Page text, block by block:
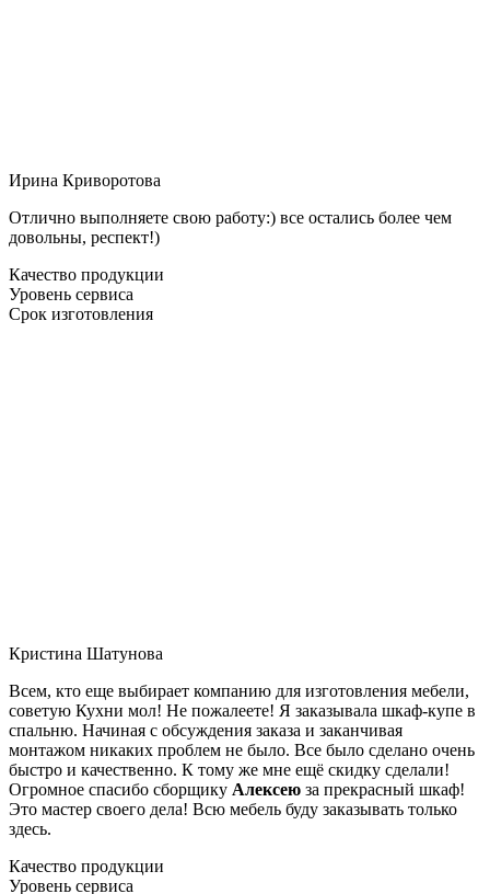
Ирина Криворотова
Отлично выполняете свою работу:) все остались более чем
довольны, респект!)
Качество продукции
Уровень сервиса
Срок изготовления
Кристина Шатунова
Всем, кто еще выбирает компанию для изготовления мебели,
советую Кухни мол! Не пожалеете! Я заказывала шкаф-купе в
спальню. Начиная с обсуждения заказа и заканчивая
монтажом никаких проблем не было. Все было сделано очень
быстро и качественно. К тому же мне ещё скидку сделали!
Огромное спасибо сборщику Алексею за прекрасный шкаф!
Это мастер своего дела! Всю мебель буду заказывать только
здесь.
Качество продукции
Уровень сервиса